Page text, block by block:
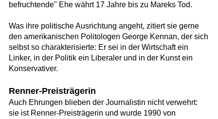
befruchtende" Ehe währt 17 Jahre bis zu Mareks Tod.
Was ihre politische Ausrichtung angeht, zitiert sie gerne
den amerikanischen Politologen George Kennan, der sich
selbst so charakterisierte: Er sei in der Wirtschaft ein
Linker, in der Politik ein Liberaler und in der Kunst ein
Konservativer.
Renner-Preisträgerin
Auch Ehrungen blieben der Journalistin nicht verwehrt:
sie ist Renner-Preisträgerin und wurde 1990 von